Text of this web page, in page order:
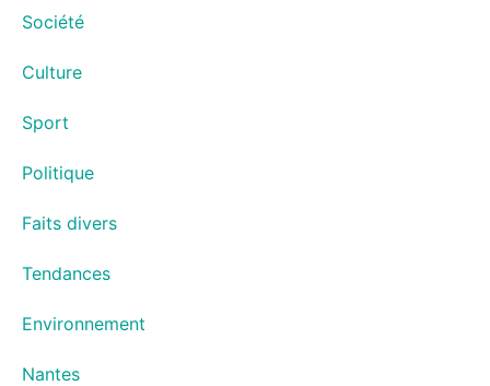
Société
Culture
Sport
Politique
Faits divers
Tendances
Environnement
Nantes